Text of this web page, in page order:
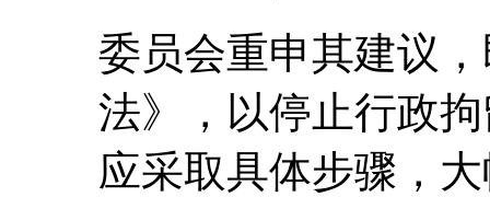
委员会重申其建议
法》，以停止行政
应采取具体步骤，